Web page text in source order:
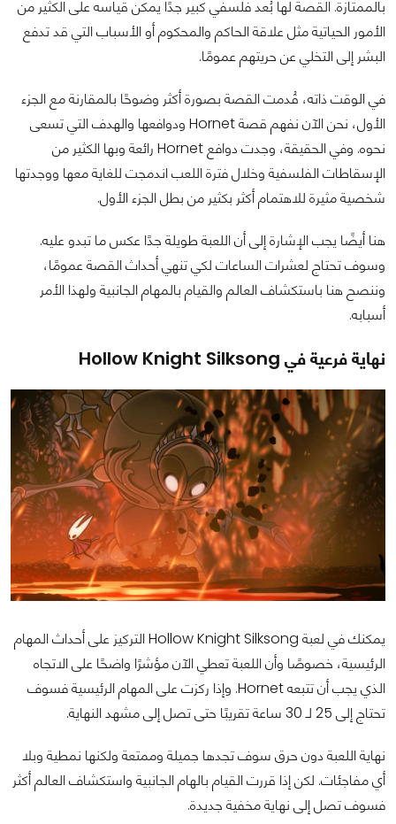
بالممتازة. القصة لها بُعد فلسفي كبير جدًا يمكن قياسه على الكثير من
الأمور الحياتية مثل علاقة الحاكم والمحكوم أو الأسباب التي قد تدفع
البشر إلى التخلي عن حريتهم عمومًا.
في الوقت ذاته، قُدمت القصة بصورة أكثر وضوحًا بالمقارنة مع الجزء
الأول، نحن الآن نفهم قصة Hornet ودوافعها والهدف التي تسعى
نحوه. وفي الحقيقة، وجدت دوافع Hornet رائعة وبها الكثير من
الإسقاطات الفلسفية وخلال فترة اللعب اندمجت للغاية معها ووجدتها
شخصية مثيرة للاهتمام أكثر بكثير من بطل الجزء الأول.
هنا أيضًا يجب الإشارة إلى أن اللعبة طويلة جدًا عكس ما تبدو عليه.
وسوف تحتاج لعشرات الساعات لكي تنهي أحداث القصة عمومًا،
وننصح هنا باستكشاف العالم والقيام بالمهام الجانبية ولهذا الأمر
أسبابه.
نهاية فرعية في Hollow Knight Silksong
يمكنك في لعبة Hollow Knight Silksong التركيز على أحداث المهام
الرئيسية، خصوصًا وأن اللعبة تعطي الآن مؤشرًا واضحًا على الاتجاه
الذي يجب أن تتبعه Hornet. وإذا ركزت على المهام الرئيسية فسوف
تحتاج إلى 25 لـ 30 ساعة تقريبًا حتى تصل إلى مشهد النهاية.
نهاية اللعبة دون حرق سوف تجدها جميلة وممتعة ولكنها نمطية وبلا
أي مفاجئات. لكن إذا قررت القيام بالهام الجانبية واستكشاف العالم أكثر
فسوف تصل إلى نهاية مخفية جديدة.